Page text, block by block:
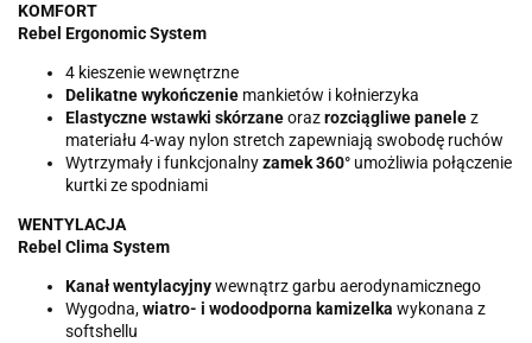
KOMFORT
Rebel Ergonomic System
4 kieszenie wewnętrzne
Delikatne wykończenie mankietów i kołnierzyka
Elastyczne wstawki skórzaneorazrozciągliwe panelez
materiału 4-way nylon stretch zapewniają swobodę ruchów
Wytrzymały i funkcjonalnyzamek 360° umożliwia połączenie
kurtki ze spodniami
WENTYLACJA
Rebel Clima System
Kanał wentylacyjnywewnątrz garbu aerodynamicznego
Wygodna,wiatro- i wodoodporna kamizelka wykonana z
softshellu